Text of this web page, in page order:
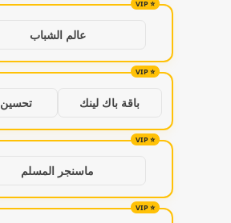
عالم الشباب
باقة باك لينك تحسين seo
ماسنجر المسلم